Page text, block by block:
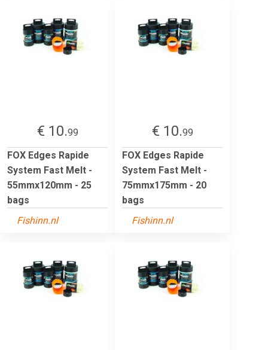
€ 10.99
FOX Edges Rapide
System Fast Melt -
55mmx120mm - 25
bags
Fishinn.nl
€ 10.99
FOX Edges Rapide
System Fast Melt -
75mmx175mm - 20
bags
Fishinn.nl